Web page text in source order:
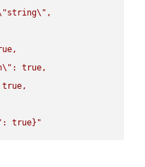
string\" ,
\" : true,
true,
: true}"